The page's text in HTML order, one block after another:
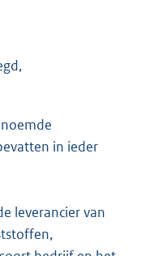
in ieder
leverancier van